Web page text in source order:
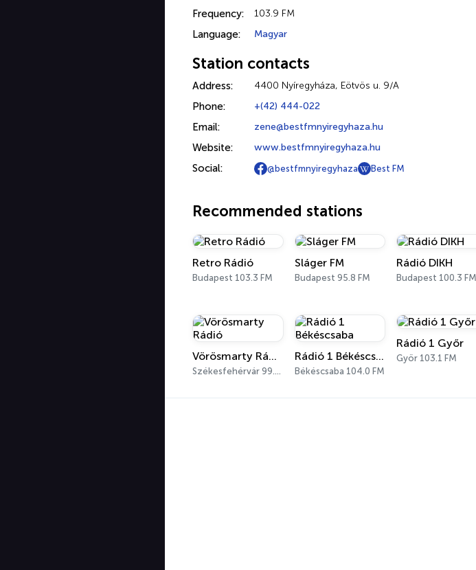
Frequency: 103.9 FM
Language: Magyar
Station contacts
Address: 4400 Nyíregyháza, Eötvös u. 9/A
Phone: +(42) 444-022
Email: zene@bestfmnyiregyhaza.hu
Website: www.bestfmnyiregyhaza.hu
Social: @bestfmnyiregyhaza Best FM
Recommended stations
Retro Rádió
Budapest 103.3 FM
Sláger FM
Budapest 95.8 FM
Rádió DIKH
Budapest 100.3 FM
Vörösmarty Rádió
Székesfehérvár 99.2 FM
Rádió 1 Békéscsaba
Békéscsaba 104.0 FM
Rádió 1 Győr
Győr 103.1 FM